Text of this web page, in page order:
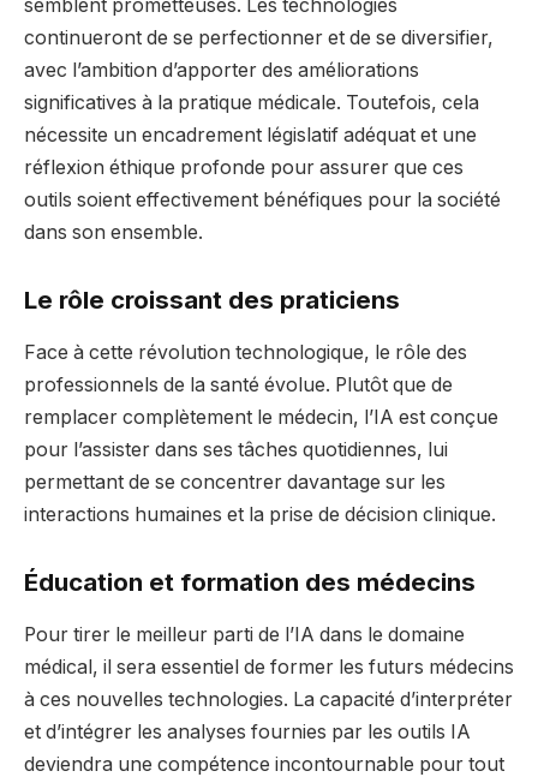
semblent prometteuses. Les technologies
continueront de se perfectionner et de se diversifier,
avec l’ambition d’apporter des améliorations
significatives à la pratique médicale. Toutefois, cela
nécessite un encadrement législatif adéquat et une
réflexion éthique profonde pour assurer que ces
outils soient effectivement bénéfiques pour la société
dans son ensemble.
Le rôle croissant des praticiens
Face à cette révolution technologique, le rôle des
professionnels de la santé évolue. Plutôt que de
remplacer complètement le médecin, l’IA est conçue
pour l’assister dans ses tâches quotidiennes, lui
permettant de se concentrer davantage sur les
interactions humaines et la prise de décision clinique.
Éducation et formation des médecins
Pour tirer le meilleur parti de l’IA dans le domaine
médical, il sera essentiel de former les futurs médecins
à ces nouvelles technologies. La capacité d’interpréter
et d’intégrer les analyses fournies par les outils IA
deviendra une compétence incontournable pour tout